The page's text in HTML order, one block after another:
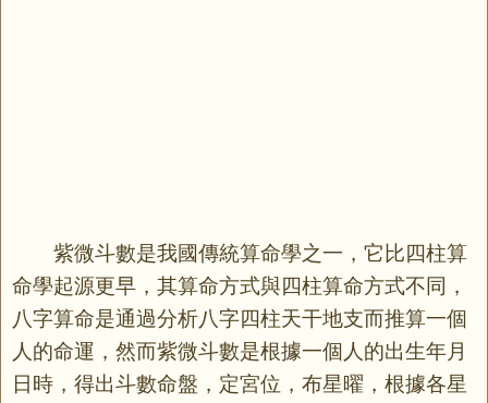
紫微斗數是我國傳統算命學之一，它比四柱算
命學起源更早，其算命方式與四柱算命方式不同，
八字算命是通過分析八字四柱天干地支而推算一個
人的命運，然而紫微斗數是根據一個人的出生年月
日時，得出斗數命盤，定宮位，布星曜，根據各星